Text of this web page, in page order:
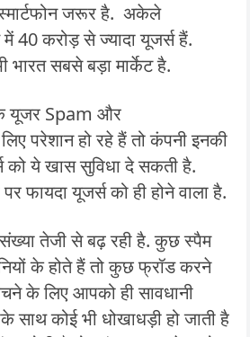
जरूर है. अकेले
40 करोड़ से ज्यादा यूजर्स हैं.
सबसे बड़ा मार्केट है.
यूजर Spam और
परेशान हो रहे हैं तो कंपनी इनकी
ये खास सुविधा दे सकती है.
फायदा यूजर्स को ही होने वाला है.
तेजी से बढ़ रही है. कुछ स्पैम
के होते हैं तो कुछ फ्रॉड करने
के लिए आपको ही सावधानी
साथ कोई भी धोखाधड़ी हो जाती है